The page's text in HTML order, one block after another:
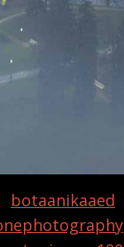
botaanikaaed